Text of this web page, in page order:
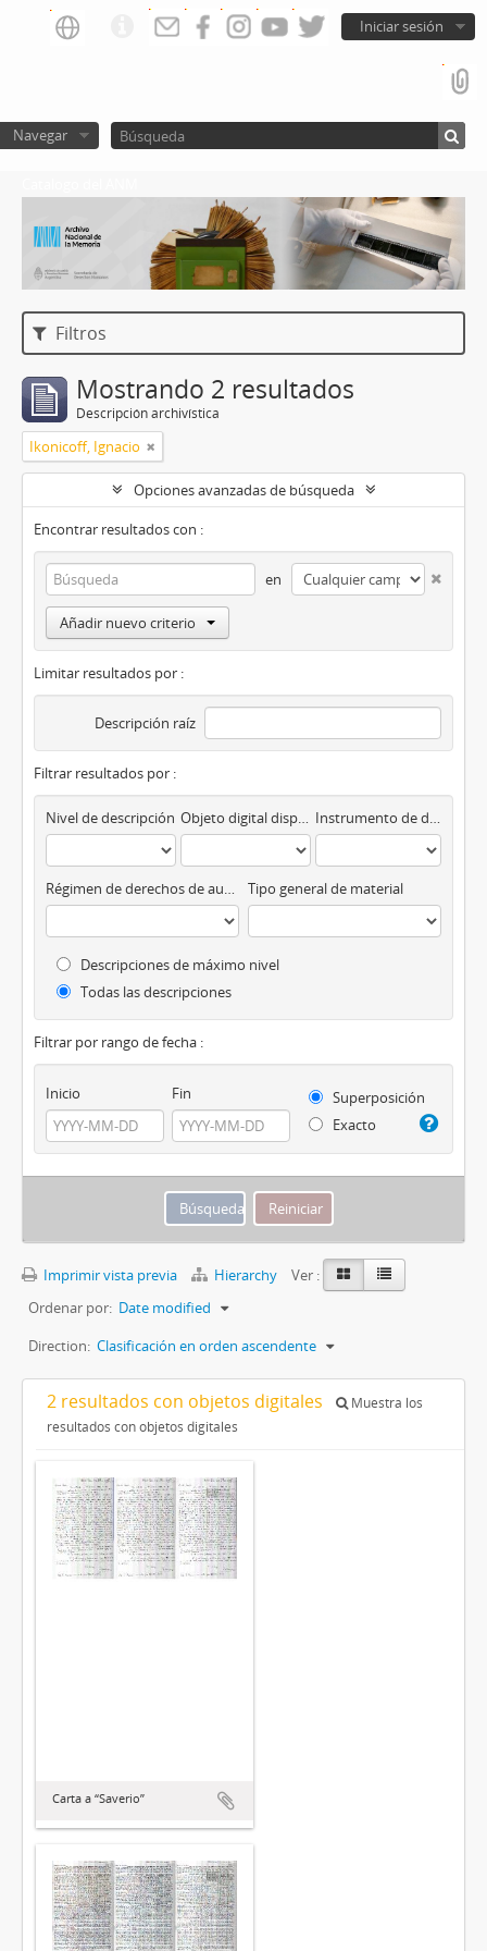
Iniciar sesión
Navegar
Filtros
Mostrando 2 resultados
Descripción archivística
Ikonicoff, Ignacio
Opciones avanzadas de búsqueda
Encontrar resultados con :
en
Añadir nuevo criterio
Limitar resultados por :
Descripción raíz
Filtrar resultados por :
Nivel de descripción Objeto digital disponibles Instrumento de descripción
Régimen de derechos de autor Tipo general de material
Descripciones de máximo nivel
Todas las descripciones
Filtrar por rango de fecha :
Inicio Fin
Superposición
Exacto
Imprimir vista previa Hierarchy
Ver :
Ordenar por: Date modified
Direction: Clasificación en orden ascendente
2 resultados con objetos digitales
Muestra los
resultados con objetos digitales
Carta a “Saverio”